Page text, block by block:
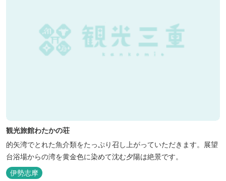
観光旅館わたかの荘
的矢湾でとれた魚介類をたっぷり召し上がっていただきます。展望
台浴場からの湾を黄金色に染めて沈む夕陽は絶景です。
伊勢志摩